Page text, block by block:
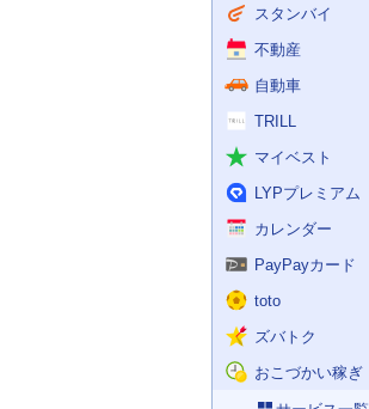
スタンバイ
不動産
自動車
TRILL
マイベスト
LYPプレミアム
カレンダー
PayPayカード
toto
ズバトク
おこづかい稼ぎ